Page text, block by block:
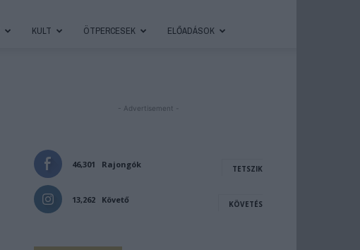
KULT ÖTPERCESEK ELŐADÁSOK
- Advertisement -
46,301 Rajongók TETSZIK
13,262 Követő KÖVETÉS